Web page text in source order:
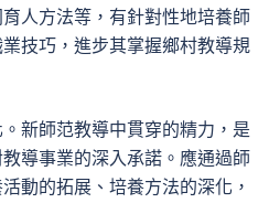
人方法等，有針對性地培養師
技巧，進步其掌握鄉村教導規
新師范教導中貫穿的精力，是
導事業的深入承諾。應通過師
動的拓展、培養方法的深化，